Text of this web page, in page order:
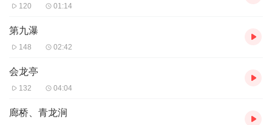
120 01:14
第九瀑
148 02:42
会龙亭
132 04:04
廊桥、青龙涧